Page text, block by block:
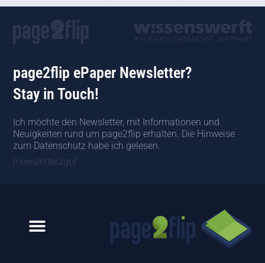
page2flip ePaper Newsletter?
Stay in Touch!
Ich möchte den Newsletter, mit Informationen und
Neuigkeiten rund um page2flip erhalten. Die Hinweise
zum Datenschutz habe ich gelesen.
[newsletter2go]